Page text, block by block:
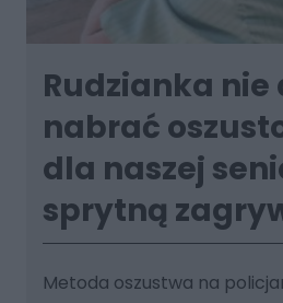
Rudzianka nie
nabrać
dla naszej
sprytną
Metoda oszustwa na